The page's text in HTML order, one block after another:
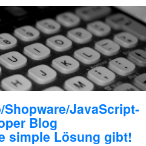
Shopware/JavaScript-
Blog
simple Lösung gibt!